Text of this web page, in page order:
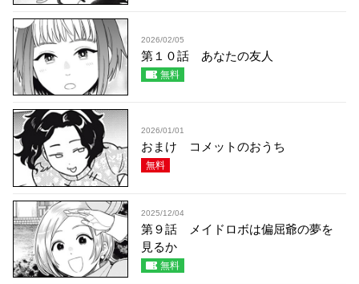
2026/02/05
第１０話 あなたの友人
無料
2026/01/01
おまけ コメットのおうち
無料
2025/12/04
第９話 メイドロボは偏屈爺の夢を
見るか
無料